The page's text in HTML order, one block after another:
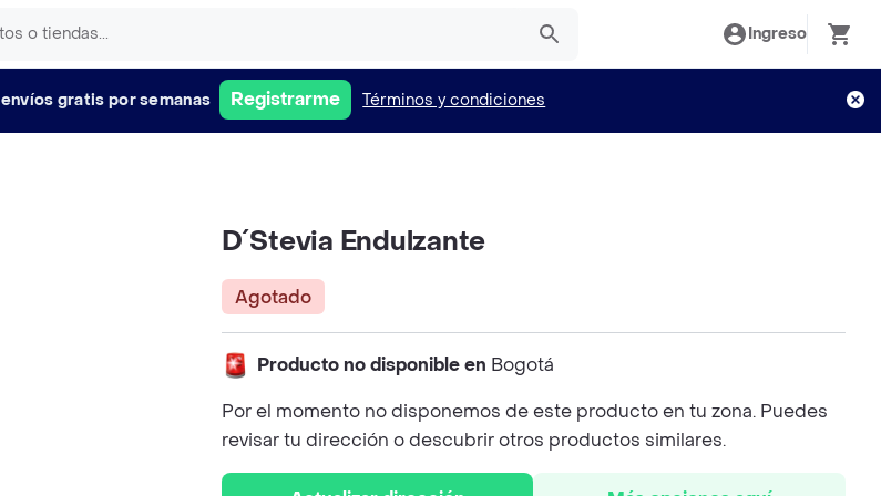
Ingreso
envíos gratis por semanas Registrarme Términos y condiciones
D´Stevia Endulzante
Agotado
Producto no disponible en Bogotá
Por el momento no disponemos de este producto en tu zona. Puedes
revisar tu dirección o descubrir otros productos similares.